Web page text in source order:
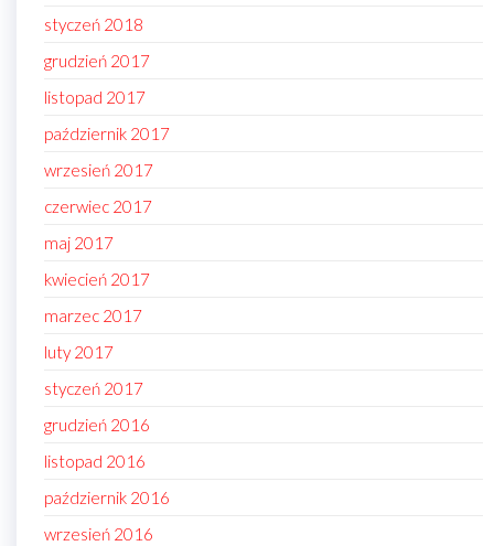
styczeń 2018
grudzień 2017
listopad 2017
październik 2017
wrzesień 2017
czerwiec 2017
maj 2017
kwiecień 2017
marzec 2017
luty 2017
styczeń 2017
grudzień 2016
listopad 2016
październik 2016
wrzesień 2016